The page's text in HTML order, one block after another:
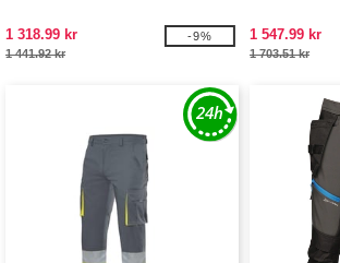
1 318.99 kr
1 441.92 kr
-9% 1 547.99 kr
1 703.51 kr